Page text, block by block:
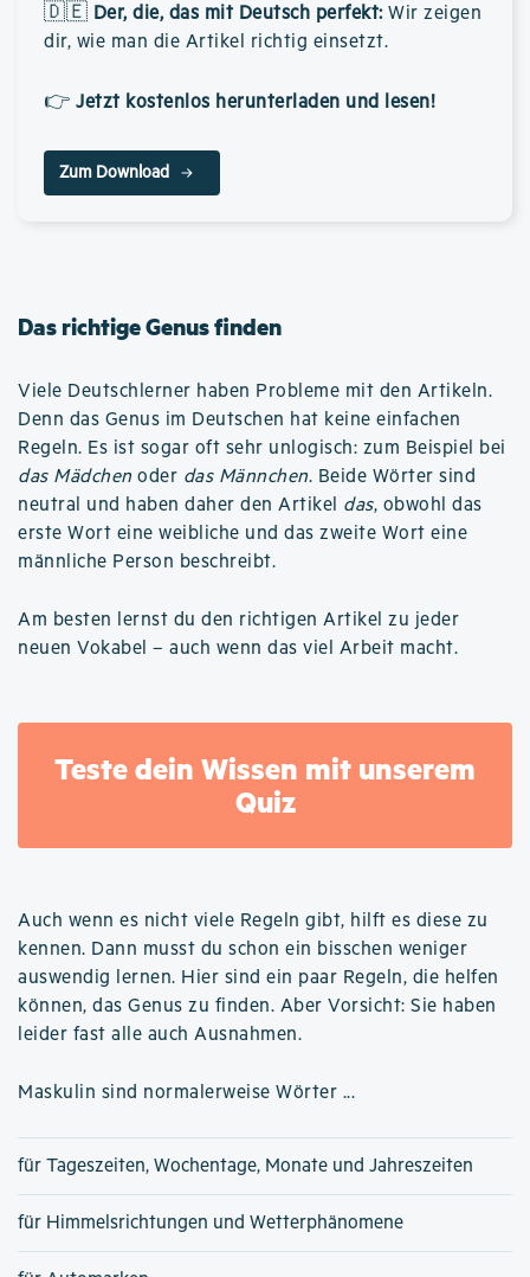
🇩🇪 Der, die, das mit Deutsch perfekt: Wir zeigen
dir, wie man die Artikel richtig einsetzt.
👉 Jetzt kostenlos herunterladen und lesen!
Zum Download
Das richtige Genus finden
Viele Deutschlerner haben Probleme mit den Artikeln.
Denn das Genus im Deutschen hat keine einfachen
Regeln. Es ist sogar oft sehr unlogisch: zum Beispiel bei
das Mädchen oder das Männchen. Beide Wörter sind
neutral und haben daher den Artikel das, obwohl das
erste Wort eine weibliche und das zweite Wort eine
männliche Person beschreibt.
Am besten lernst du den richtigen Artikel zu jeder
neuen Vokabel – auch wenn das viel Arbeit macht.
Teste dein Wissen mit unserem
Quiz
Auch wenn es nicht viele Regeln gibt, hilft es diese zu
kennen. Dann musst du schon ein bisschen weniger
auswendig lernen. Hier sind ein paar Regeln, die helfen
können, das Genus zu finden. Aber Vorsicht: Sie haben
leider fast alle auch Ausnahmen.
Maskulin sind normalerweise Wörter ...
für Tageszeiten, Wochentage, Monate und Jahreszeiten
für Himmelsrichtungen und Wetterphänomene